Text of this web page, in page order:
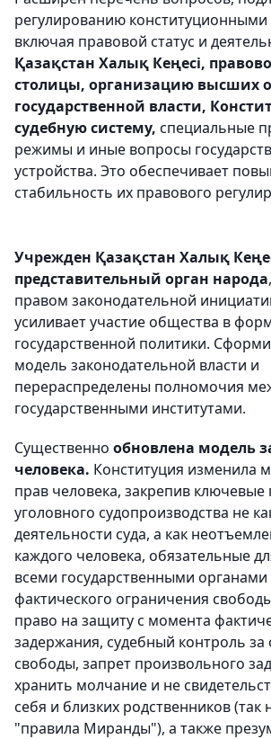
регулированию конституционными
включая правовой статус и
Қазақстан Халық Кеңесі,
столицы, организацию высших
государственной власти,
судебную систему, специальные
режимы и иные вопросы
устройства. Это обеспечивает
стабильность их правового
Учрежден Қазақстан Халық
представительный орган народа
правом законодательной
усиливает участие общества в
государственной политики.
модель законодательной власти и
перераспределены полномочия
государственными институтами.
Существенно обновлена модель
человека. Конституция изменила
прав человека, закрепив ключевые
уголовного судопроизводства не
деятельности суда, а как
каждого человека, обязательные
всеми государственными
фактического ограничения
право на защиту с момента
задержания, судебный контроль
свободы, запрет произвольного
хранить молчание и не
себя и близких родственников
"правила Миранды"), а также